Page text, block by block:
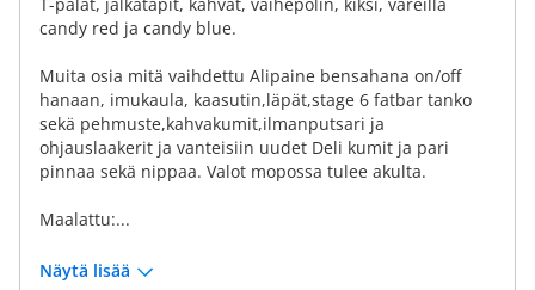
candy red ja candy blue.
Muita osia mitä vaihdettu Alipaine bensahana on/off
hanaan, imukaula, kaasutin,läpät,stage 6 fatbar tanko
sekä pehmuste,kahvakumit,ilmanputsari ja
ohjauslaakerit ja vanteisiin uudet Deli kumit ja pari
pinnaa sekä nippaa. Valot mopossa tulee akulta.
Maalattu:...
Näytä lisää